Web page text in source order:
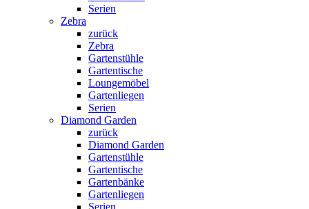
Serien
Zebra
zurück
Zebra
Gartenstühle
Gartentische
Loungemöbel
Gartenliegen
Serien
Diamond Garden
zurück
Diamond Garden
Gartenstühle
Gartentische
Gartenbänke
Gartenliegen
Serien